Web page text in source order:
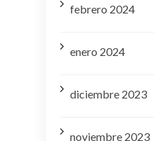
febrero 2024
enero 2024
diciembre 2023
noviembre 2023